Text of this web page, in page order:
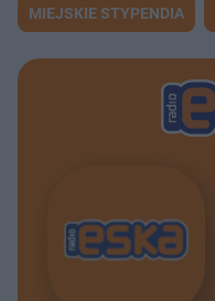
MIEJSKIE STYPENDIA